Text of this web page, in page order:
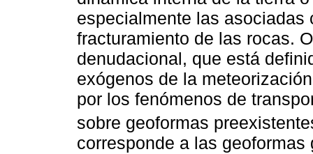
especialmente las
fracturamiento de las rocas.
denudacional, que está
exógenos de la
por los fenómenos de
sobre geoformas
corresponde a las